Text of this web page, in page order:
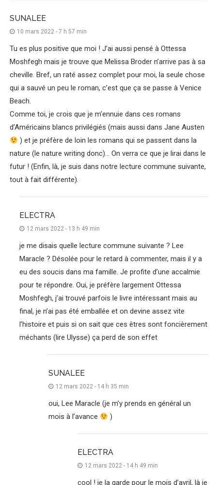
SUNALEE
10 mars 2022 - 7 h 57 min
Tu es plus positive que moi ! J’ai aussi pensé à Ottessa
Moshfegh mais je trouve que Melissa Broder n’arrive pas à sa
cheville. Bref, un raté assez complet pour moi, la seule chose
qui a sauvé un peu le roman, c’est que ça se passe à Venice
Beach.
Comme toi, je crois que je m’ennuie dans ces romans
d’Américains blancs privilégiés (mais aussi dans Jane Austen
) et je préfère de loin les romans qui se passent dans la
nature (le nature writing donc)… On verra ce que je lirai dans le
futur ! (Enfin, là, je suis dans notre lecture commune suivante,
tout à fait différente).
ELECTRA
12 mars 2022 - 13 h 49 min
je me disais quelle lecture commune suivante ? Lee
Maracle ? Désolée pour le retard à commenter, mais il y a
eu des soucis dans ma famille. Je profite d’une accalmie
pour te répondre. Oui, je préfère largement Ottessa
Moshfegh, j’ai trouvé parfois le livre intéressant mais au
final, je n’ai pas été emballée et on devine assez vite
l’histoire et puis si on sait que ces êtres sont foncièrement
méchants (lire Ulysse) ça perd de son effet
SUNALEE
12 mars 2022 - 14 h 35 min
oui, Lee Maracle (je m’y prends en général un
mois à l’avance
)
ELECTRA
12 mars 2022 - 14 h 49 min
cool ! je la garde pour le mois d’avril, là je